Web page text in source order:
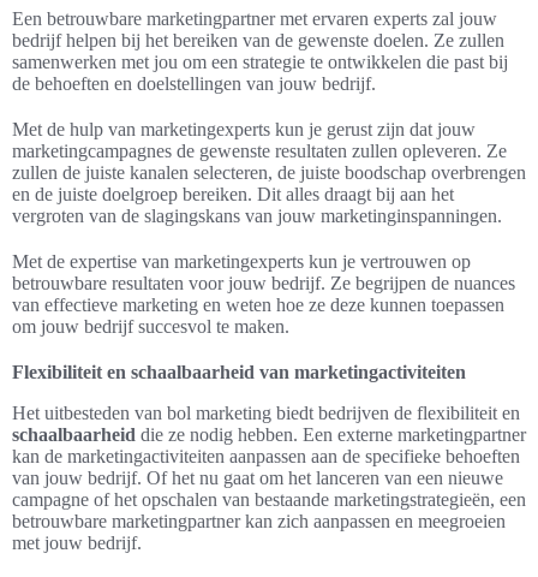
Een betrouwbare marketingpartner met ervaren experts zal jouw
bedrijf helpen bij het bereiken van de gewenste doelen. Ze zullen
samenwerken met jou om een strategie te ontwikkelen die past bij
de behoeften en doelstellingen van jouw bedrijf.
Met de hulp van marketingexperts kun je gerust zijn dat jouw
marketingcampagnes de gewenste resultaten zullen opleveren. Ze
zullen de juiste kanalen selecteren, de juiste boodschap overbrengen
en de juiste doelgroep bereiken. Dit alles draagt bij aan het
vergroten van de slagingskans van jouw marketinginspanningen.
Met de expertise van marketingexperts kun je vertrouwen op
betrouwbare resultaten voor jouw bedrijf. Ze begrijpen de nuances
van effectieve marketing en weten hoe ze deze kunnen toepassen
om jouw bedrijf succesvol te maken.
Flexibiliteit en schaalbaarheid van marketingactiviteiten
Het uitbesteden van bol marketing biedt bedrijven de flexibiliteit en
schaalbaarheid die ze nodig hebben. Een externe marketingpartner
kan de marketingactiviteiten aanpassen aan de specifieke behoeften
van jouw bedrijf. Of het nu gaat om het lanceren van een nieuwe
campagne of het opschalen van bestaande marketingstrategieën, een
betrouwbare marketingpartner kan zich aanpassen en meegroeien
met jouw bedrijf.